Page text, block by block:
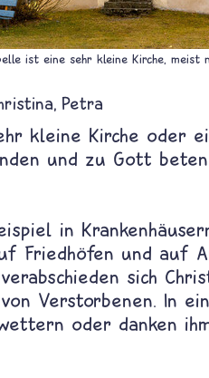
ist eine sehr kleine Kirche, meist
Petra
kleine Kirche oder
und zu Gott
in
Friedhöfen und auf
sich
Verstorbenen. In
oder danken